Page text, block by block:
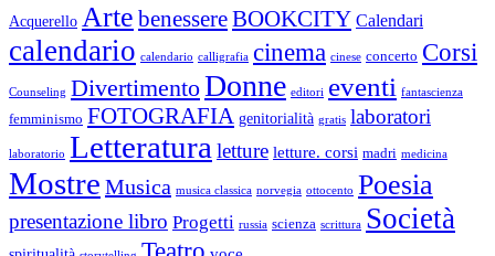
Acquerello Arte benessereBOOKCITY Calendari
calendario calendario calligrafia cinema cinese concerto Corsi
Counseling DivertimentoDonne editori eventi fantascienza
femminismo FOTOGRAFIA genitorialità gratis laboratori
laboratorio Letteraturaletture letture. corsi madri medicina
Mostre Musica musica classica norvegia ottocento Poesia
presentazione libro Progetti russia scienza scrittura Società